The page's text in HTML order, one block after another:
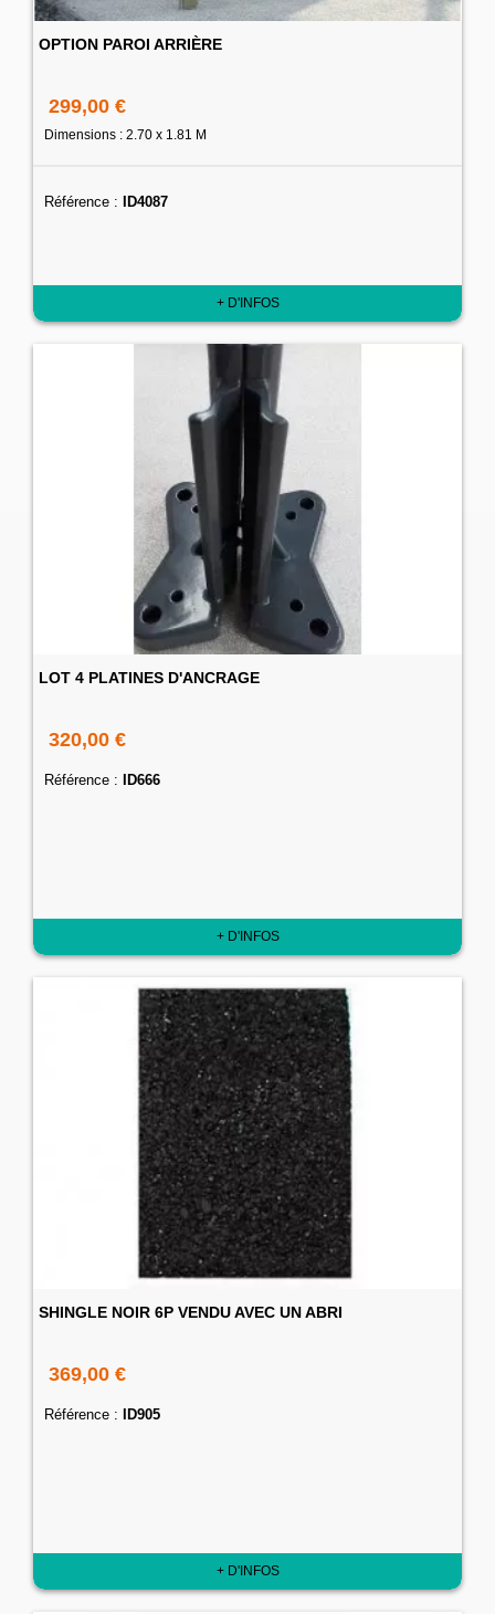
OPTION PAROI ARRIÈRE
299,00 €
Dimensions : 2.70 x 1.81 M
Référence : ID4087
+ D'INFOS
LOT 4 PLATINES D'ANCRAGE
320,00 €
Référence : ID666
+ D'INFOS
SHINGLE NOIR 6P VENDU AVEC UN ABRI
369,00 €
Référence : ID905
+ D'INFOS